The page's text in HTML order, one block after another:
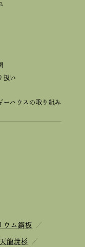
扱い
ーハウスの取り組み
ウム鋼板 ／
天龍焼杉 ／